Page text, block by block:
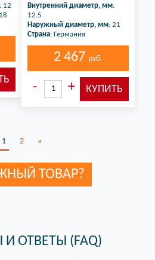
: 12
Внутренний диаметр, мм:
12.5
Наружный диаметр, мм: 21
Страна: Германия
2 467 руб.
1 2 »
ТОВАР?
ОТВЕТЫ (FAQ)